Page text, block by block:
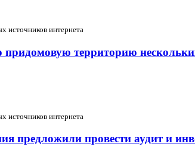
источников интернета
придомовую территорию
источников интернета
предложили провести аудит и